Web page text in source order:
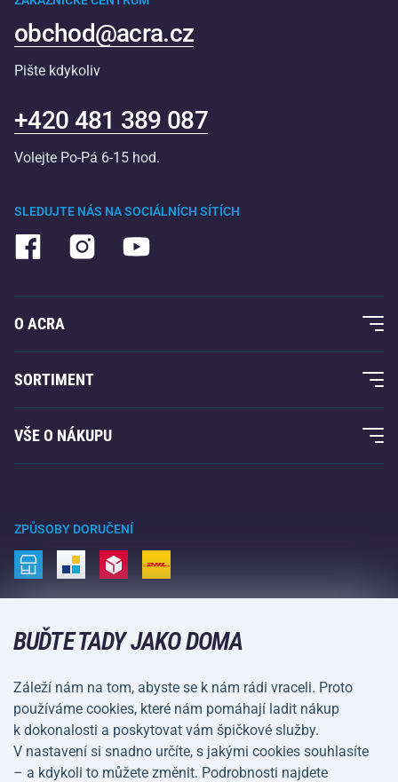
SLEDUJTE NÁS NA SOCIÁLNÍCH SÍTÍCH
obchod@acra.cz
Pište kdykoliv
+420 481 389 087
Volejte Po-Pá 6-15 hod.
O ACRA
O nás
Acra garance
Kontakty
SORTIMENT
Fitness a posilování
Raketové sporty
Volný čas a zábava
Kemping a turistika
Bojové sporty
Kola a koloběžky
Vodní sporty
Sportovní oblečení a doplňky
VŠE O NÁKUPU
Vrácení a reklamace
Doprava a platba
ZPŮSOBY DORUČENÍ
BUĎTE TADY JAKO DOMA
Záleží nám na tom, abyste se k nám rádi vraceli. Proto
používáme cookies, které nám pomáhají ladit nákup
k dokonalosti a poskytovat vám špičkové služby.
V nastavení si snadno určíte, s jakými cookies souhlasíte
– a kdykoli to můžete změnit. Podrobnosti najdete